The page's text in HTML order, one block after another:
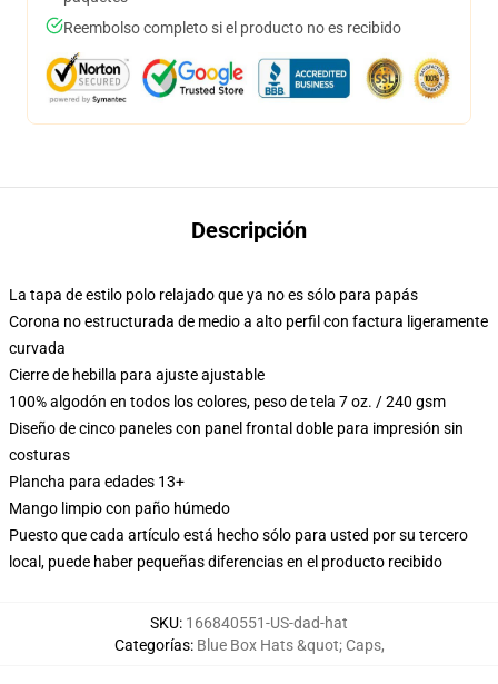
Reembolso completo si el producto no es recibido
Descripción
La tapa de estilo polo relajado que ya no es sólo para papás
Corona no estructurada de medio a alto perfil con factura ligeramente
curvada
Cierre de hebilla para ajuste ajustable
100% algodón en todos los colores, peso de tela 7 oz. / 240 gsm
Diseño de cinco paneles con panel frontal doble para impresión sin
costuras
Plancha para edades 13+
Mango limpio con paño húmedo
Puesto que cada artículo está hecho sólo para usted por su tercero
local, puede haber pequeñas diferencias en el producto recibido
SKU: 166840551-US-dad-hat
Categorías: Blue Box Hats &quot; Caps,